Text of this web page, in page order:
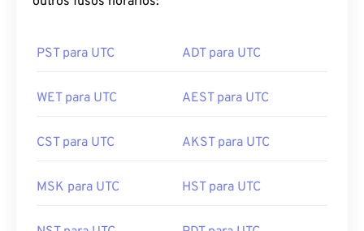
PST para UTC ADT para UTC
WET para UTC AEST para UTC
CST para UTC AKST para UTC
MSK para UTC HST para UTC